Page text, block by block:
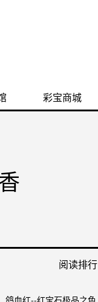
彩宝商城
阅读排行
鸽血红--红宝石极品之色